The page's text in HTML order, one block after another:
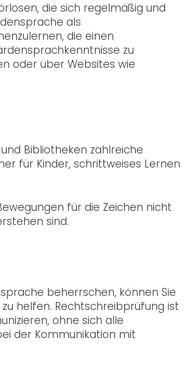
die sich regelmäßig und
als
die einen
zu
oder über Websites wie
Bibliotheken zahlreiche
für Kinder, schrittweises Lernen
für die Zeichen nicht
sind.
beherrschen, können Sie
helfen. Rechtschreibprüfung ist
ohne sich alle
der Kommunikation mit